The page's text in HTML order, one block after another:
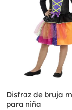
Disfraz de bruja
para niña